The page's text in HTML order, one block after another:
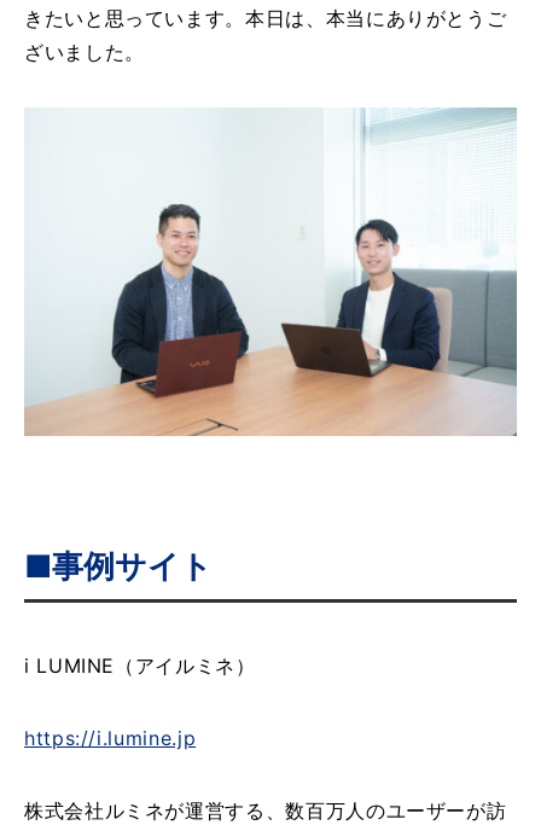
きたいと思っています。本日は、本当にありがとうご
ざいました。
■事例サイト
i LUMINE（アイルミネ）
https://i.lumine.jp
株式会社ルミネが運営する、数百万人のユーザーが訪